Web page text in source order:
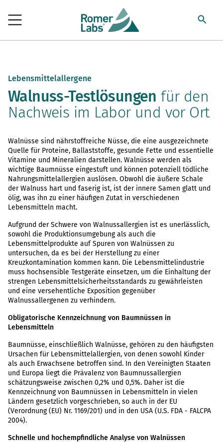
Lebensmittelallergene
Walnuss-Testlösungen für den
Nachweis im Labor und vor Ort
Walnüsse sind nährstoffreiche Nüsse, die eine ausgezeichnete
Quelle für Proteine, Ballaststoffe, gesunde Fette und essentielle
Vitamine und Mineralien darstellen. Walnüsse werden als
wichtige Baumnüsse eingestuft und können potenziell tödliche
Nahrungsmittelallergien auslösen. Obwohl die äußere Schale
der Walnuss hart und faserig ist, ist der innere Samen glatt und
ölig, was ihn zu einer häufigen Zutat in verschiedenen
Lebensmitteln macht.
Aufgrund der Schwere von Walnussallergien ist es unerlässlich,
sowohl die Produktionsumgebung als auch die
Lebensmittelprodukte auf Spuren von Walnüssen zu
untersuchen, da es bei der Herstellung zu einer
Kreuzkontamination kommen kann. Die Lebensmittelindustrie
muss hochsensible Testgeräte einsetzen, um die Einhaltung der
strengen Lebensmittelsicherheitsstandards zu gewährleisten
und eine versehentliche Exposition gegenüber
Walnussallergenen zu verhindern.
Obligatorische Kennzeichnung von Baumnüssen in
Lebensmitteln
Baumnüsse, einschließlich Walnüsse, gehören zu den häufigsten
Ursachen für Lebensmittelallergien, von denen sowohl Kinder
als auch Erwachsene betroffen sind. In den Vereinigten Staaten
und Europa liegt die Prävalenz von Baumnussallergien
schätzungsweise zwischen 0,2% und 0,5%. Daher ist die
Kennzeichnung von Baumnüssen in Lebensmitteln in vielen
Ländern gesetzlich vorgeschrieben, so auch in der EU
(Verordnung (EU) Nr. 1169/201) und in den USA (U.S. FDA - FALCPA
2004).
Schnelle und hochempfindliche Analyse von Walnüssen